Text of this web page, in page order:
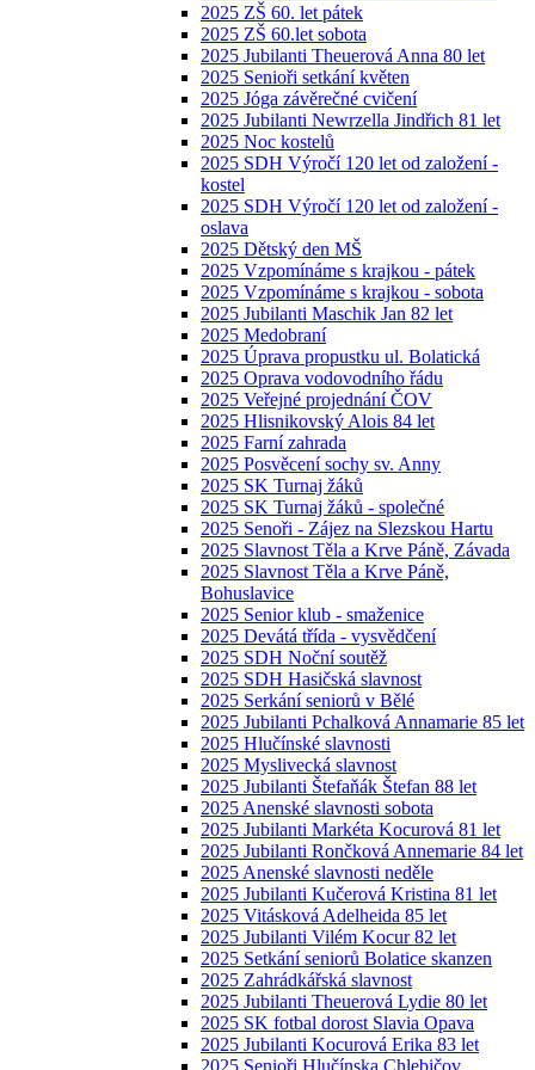
2025 ZŠ 60. let pátek
2025 ZŠ 60.let sobota
2025 Jubilanti Theuerová Anna 80 let
2025 Senioři setkání květen
2025 Jóga závěrečné cvičení
2025 Jubilanti Newrzella Jindřich 81 let
2025 Noc kostelů
2025 SDH Výročí 120 let od založení -
kostel
2025 SDH Výročí 120 let od založení -
oslava
2025 Dětský den MŠ
2025 Vzpomínáme s krajkou - pátek
2025 Vzpomínáme s krajkou - sobota
2025 Jubilanti Maschik Jan 82 let
2025 Medobraní
2025 Úprava propustku ul. Bolatická
2025 Oprava vodovodního řádu
2025 Veřejné projednání ČOV
2025 Hlisnikovský Alois 84 let
2025 Farní zahrada
2025 Posvěcení sochy sv. Anny
2025 SK Turnaj žáků
2025 SK Turnaj žáků - společné
2025 Senoři - Zájez na Slezskou Hartu
2025 Slavnost Těla a Krve Páně, Závada
2025 Slavnost Těla a Krve Páně,
Bohuslavice
2025 Senior klub - smaženice
2025 Devátá třída - vysvědčení
2025 SDH Noční soutěž
2025 SDH Hasičská slavnost
2025 Serkání seniorů v Bělé
2025 Jubilanti Pchalková Annamarie 85 let
2025 Hlučínské slavnosti
2025 Myslivecká slavnost
2025 Jubilanti Štefaňák Štefan 88 let
2025 Anenské slavnosti sobota
2025 Jubilanti Markéta Kocurová 81 let
2025 Jubilanti Rončková Annemarie 84 let
2025 Anenské slavnosti neděle
2025 Jubilanti Kučerová Kristina 81 let
2025 Vitásková Adelheida 85 let
2025 Jubilanti Vilém Kocur 82 let
2025 Setkání seniorů Bolatice skanzen
2025 Zahrádkářská slavnost
2025 Jubilanti Theuerová Lydie 80 let
2025 SK fotbal dorost Slavia Opava
2025 Jubilanti Kocurová Erika 83 let
2025 Senioři Hlučínska Chlebičov